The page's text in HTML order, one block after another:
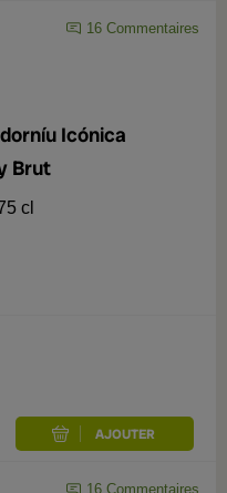
16 Commentaires
Icónica
Brut
cl
16 Commentaires